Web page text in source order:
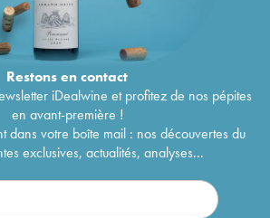
Restons encontact
iDealwine et profitez de nos pépites
en avant-première !
dans votre boîte mail : nos découvertes du
exclusives, actualités, analyses...